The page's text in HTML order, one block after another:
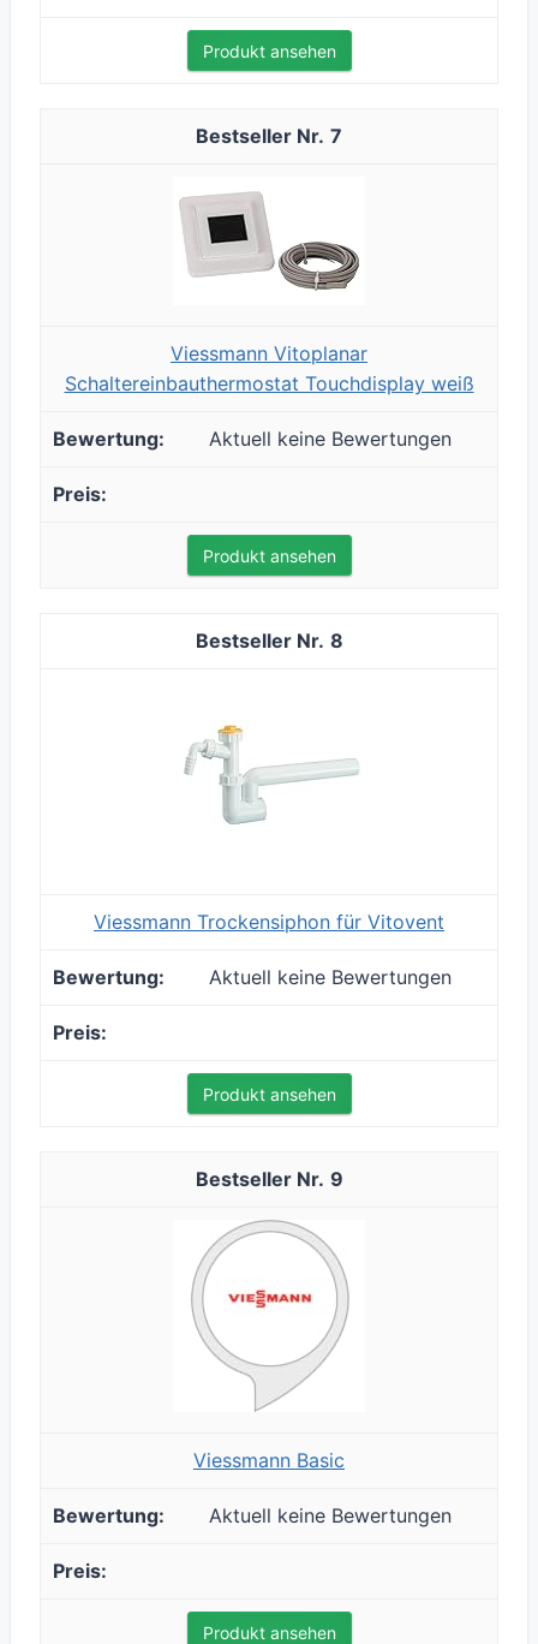
Produkt ansehen
7
Viessmann Vitoplanar
Schaltereinbauthermostat Touchdisplay weiß
Aktuell keine Bewertungen
Produkt ansehen
8
Viessmann Trockensiphon für Vitovent
Aktuell keine Bewertungen
Produkt ansehen
9
Viessmann Basic
Aktuell keine Bewertungen
Produkt ansehen